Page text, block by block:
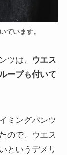
ています。
ツは、
ウエス
ープも付いて
ミングパンツ
ので、ウエス
というデメリ